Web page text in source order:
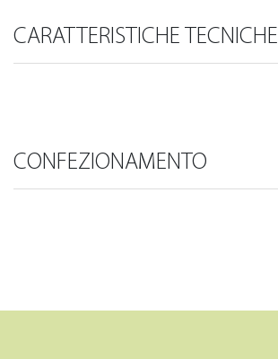
CARATTERISTICHE TECNICHE
CONFEZIONAMENTO